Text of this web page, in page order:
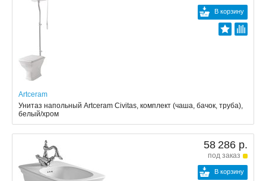
В корзину
Artceram
Унитаз напольный Artceram Civitas, комплект (чаша, бачок, труба),
белый/хром
58 286 р.
под заказ
В корзину